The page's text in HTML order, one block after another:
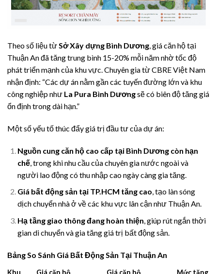
Theo số liệu từSở Xây dựng Bình Dương, giá căn hộ tại
Thuận An đã tăng trung bình 15-20% mỗi năm nhờ tốc độ
phát triển mạnh của khu vực. Chuyên gia từ CBRE Việt Nam
nhận định: “Các dự án nằm gần các tuyến đường lớn và khu
công nghiệp như La Pura Bình Dươngsẽ có biên độ tăng giá
ổn định trong dài hạn.”
Một số yếu tố thúc đẩy giá trị đầu tư của dự án:
Nguồn cung căn hộ cao cấp tại Bình Dương còn hạn
chế, trong khi nhu cầu của chuyên gia nước ngoài và
người lao động có thu nhập cao ngày càng gia tăng.
Giá bất động sản tại TP.HCM tăng cao, tạo làn sóng
dịch chuyển nhà ở về các khu vực lân cận như Thuận An.
Hạ tầng giao thông đang hoàn thiện , giúp rút ngắn thời
gian di chuyển và gia tăng giá trị bất động sản.
Bảng So Sánh Giá Bất Động Sản Tại Thuận An
Khu Giá căn hộ Giá căn hộ Mức tăng